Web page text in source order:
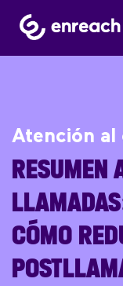
Atención al
RESUMEN
CÓMO